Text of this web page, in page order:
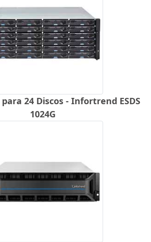
24 Discos - Infortrend ESDS
1024G